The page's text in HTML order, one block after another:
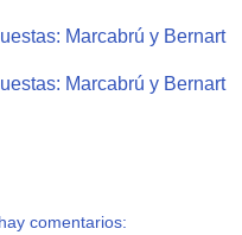
Marcabrú y Bernart
Marcabrú y Bernart
comentarios: